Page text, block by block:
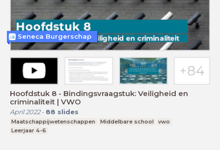
Hoofdstuk 8 - Bindingsvraagstuk: Veiligheid en
criminaliteit | VWO
April 2022- 88 slides
Maatschappijwetenschappen Middelbare school
vwo
Leerjaar 4-6
Seneca Burgerschap